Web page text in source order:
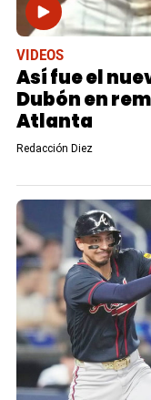
VIDEOS
Así fue el
Dubón en
Atlanta
Redacción Diez